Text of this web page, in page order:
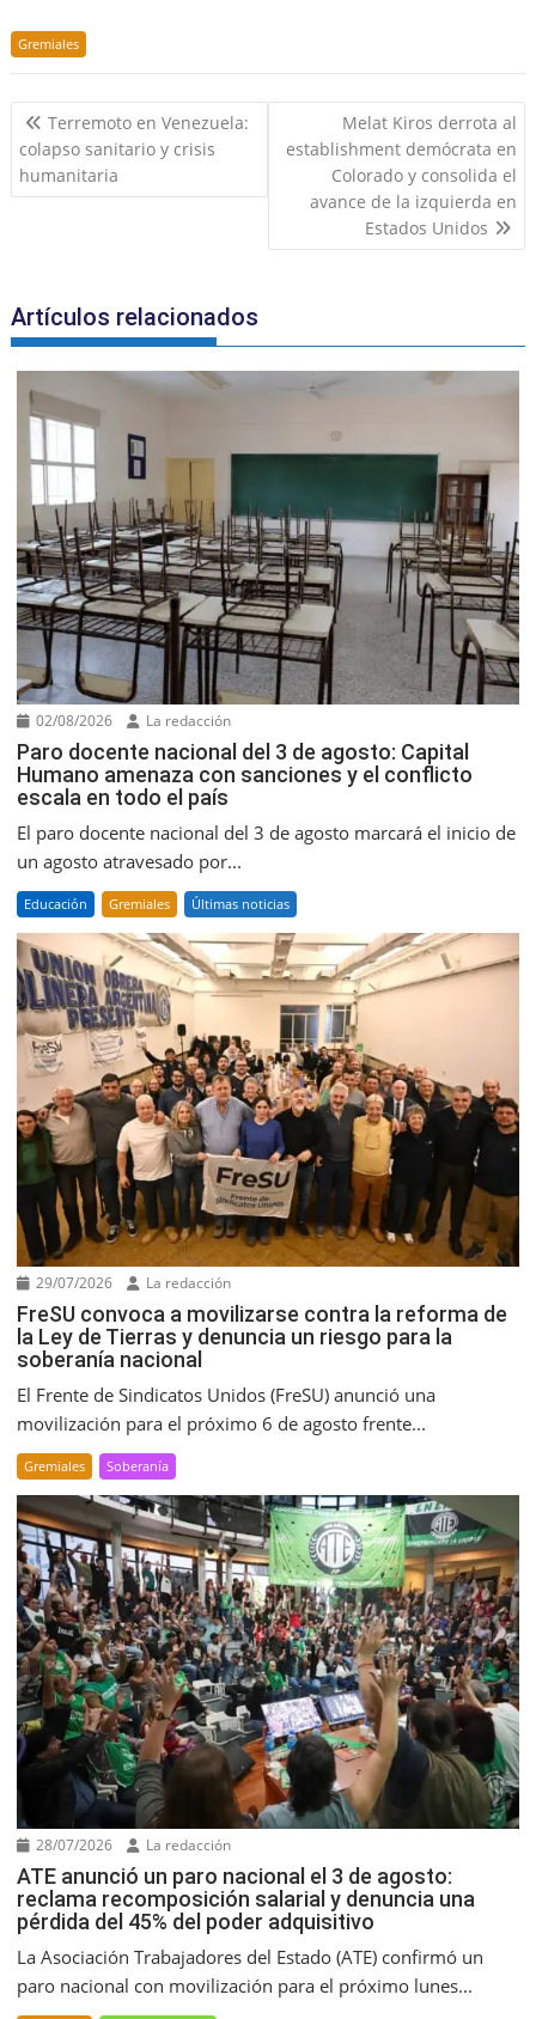
c
e
b
o
o
l l o
o
ai
s
p
p
gr
a
m
e
dI
n
e
Gremiales
Navegación
de
entradas
Terremoto en Venezuela:
colapso sanitario y crisis
humanitaria
Melat Kiros derrota al
establishment demócrata en
Colorado y consolida el
avance de la izquierda en
Estados Unidos
Artículos relacionados
02/08/2026 La redacción
Paro docente nacional del 3 de agosto: Capital
Humano amenaza con sanciones y el conflicto
escala en todo el país
El paro docente nacional del 3 de agosto marcará el inicio de
un agosto atravesado por...
Educación Gremiales Últimas noticias
29/07/2026 La redacción
FreSU convoca a movilizarse contra la reforma de
la Ley de Tierras y denuncia un riesgo para la
soberanía nacional
El Frente de Sindicatos Unidos (FreSU) anunció una
movilización para el próximo 6 de agosto frente...
Gremiales Soberanía
28/07/2026 La redacción
ATE anunció un paro nacional el 3 de agosto:
reclama recomposición salarial y denuncia una
pérdida del 45% del poder adquisitivo
La Asociación Trabajadores del Estado (ATE) confirmó un
paro nacional con movilización para el próximo lunes...